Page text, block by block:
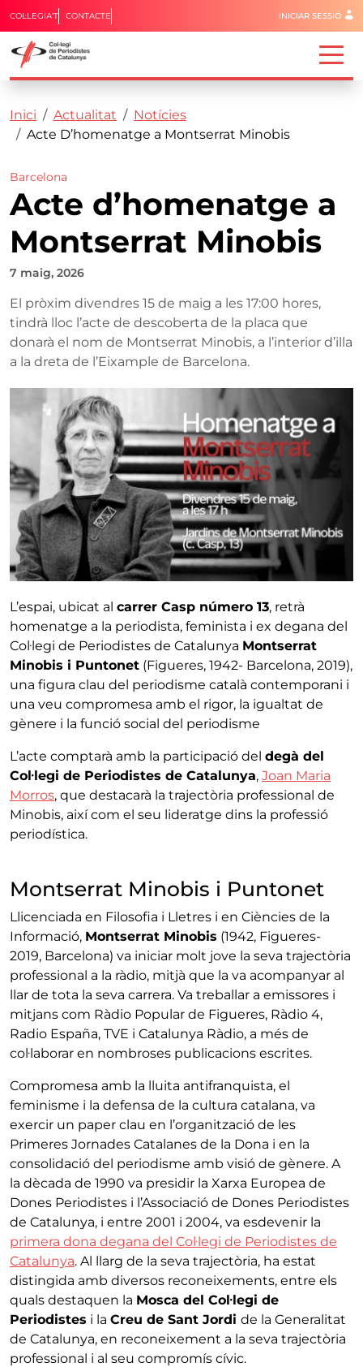
Vés al contingut
Capçalera
COL·LEGIA'T CONTACTE Menú del
INICIAR SESSIÓ
Fil d'ariadna
Inici Actualitat
Notícies
Acte D’homenatge a Montserrat Minobis
Barcelona
Acte d’homenatge a
Montserrat Minobis
7 maig, 2026
El pròxim divendres 15 de maig a les 17:00 hores,
tindrà lloc l’acte de descoberta de la placa que
donarà el nom de Montserrat Minobis, a l’interior d’illa
a la dreta de l’Eixample de Barcelona.
L’espai, ubicat al carrer Casp número 13, retrà
homenatge a la periodista, feminista i ex degana del
Col·legi de Periodistes de Catalunya Montserrat
Minobis i Puntonet (Figueres, 1942- Barcelona, 2019),
una figura clau del periodisme català contemporani i
una veu compromesa amb el rigor, la igualtat de
gènere i la funció social del periodisme
L’acte comptarà amb la participació del degà del
Col·legi de Periodistes de Catalunya, Joan Maria
Morros, que destacarà la trajectòria professional de
Minobis, així com el seu lideratge dins la professió
periodística.
Montserrat Minobis i Puntonet
Llicenciada en Filosofia i Lletres i en Ciències de la
Informació, Montserrat Minobis (1942, Figueres-
2019, Barcelona) va iniciar molt jove la seva trajectòria
professional a la ràdio, mitjà que la va acompanyar al
llar de tota la seva carrera. Va treballar a emissores i
mitjans com Ràdio Popular de Figueres, Ràdio 4,
Radio España, TVE i Catalunya Ràdio, a més de
col·laborar en nombroses publicacions escrites.
Compromesa amb la lluita antifranquista, el
feminisme i la defensa de la cultura catalana, va
exercir un paper clau en l’organització de les
Primeres Jornades Catalanes de la Dona i en la
consolidació del periodisme amb visió de gènere. A
la dècada de 1990 va presidir la Xarxa Europea de
Dones Periodistes i l’Associació de Dones Periodistes
de Catalunya, i entre 2001 i 2004, va esdevenir la
primera dona degana del Col·legi de Periodistes de
Catalunya. Al llarg de la seva trajectòria, ha estat
distingida amb diversos reconeixements, entre els
quals destaquen la Mosca del Col·legi de
Periodistes i la Creu de Sant Jordi de la Generalitat
de Catalunya, en reconeixement a la seva trajectòria
professional i al seu compromís cívic.